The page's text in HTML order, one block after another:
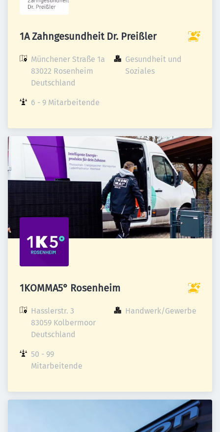
1A Zahngesundheit Dr. Preißler
Münchener Straße 1a
83022 Rosenheim
Deutschland
Gesundheit und
Soziales
6 - 9 Mitarbeitende
1KOMMA5° Rosenheim
Hasslerstr. 3
83059 Kolbermoor
Deutschland
Handwerk/Gewerbe
50 - 99
Mitarbeitende